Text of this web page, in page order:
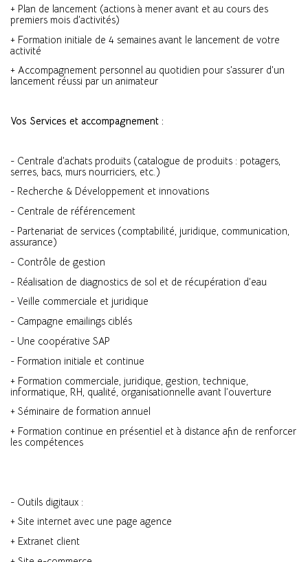
+ Plan de lancement (actions à mener avant et au cours des
premiers mois d’activités)
+ Formation initiale de 4 semaines avant le lancement de votre
activité
+ Accompagnement personnel au quotidien pour s’assurer d’un
lancement réussi par un animateur
Vos Services et accompagnement :
- Centrale d’achats produits (catalogue de produits : potagers,
serres, bacs, murs nourriciers, etc.)
- Recherche & Développement et innovations
- Centrale de référencement
- Partenariat de services (comptabilité, juridique, communication,
assurance)
- Contrôle de gestion
- Réalisation de diagnostics de sol et de récupération d’eau
- Veille commerciale et juridique
- Campagne emailings ciblés
- Une coopérative SAP
- Formation initiale et continue
+ Formation commerciale, juridique, gestion, technique,
informatique, RH, qualité, organisationnelle avant l’ouverture
+ Séminaire de formation annuel
+ Formation continue en présentiel et à distance afin de renforcer
les compétences
- Outils digitaux :
+ Site internet avec une page agence
+ Extranet client